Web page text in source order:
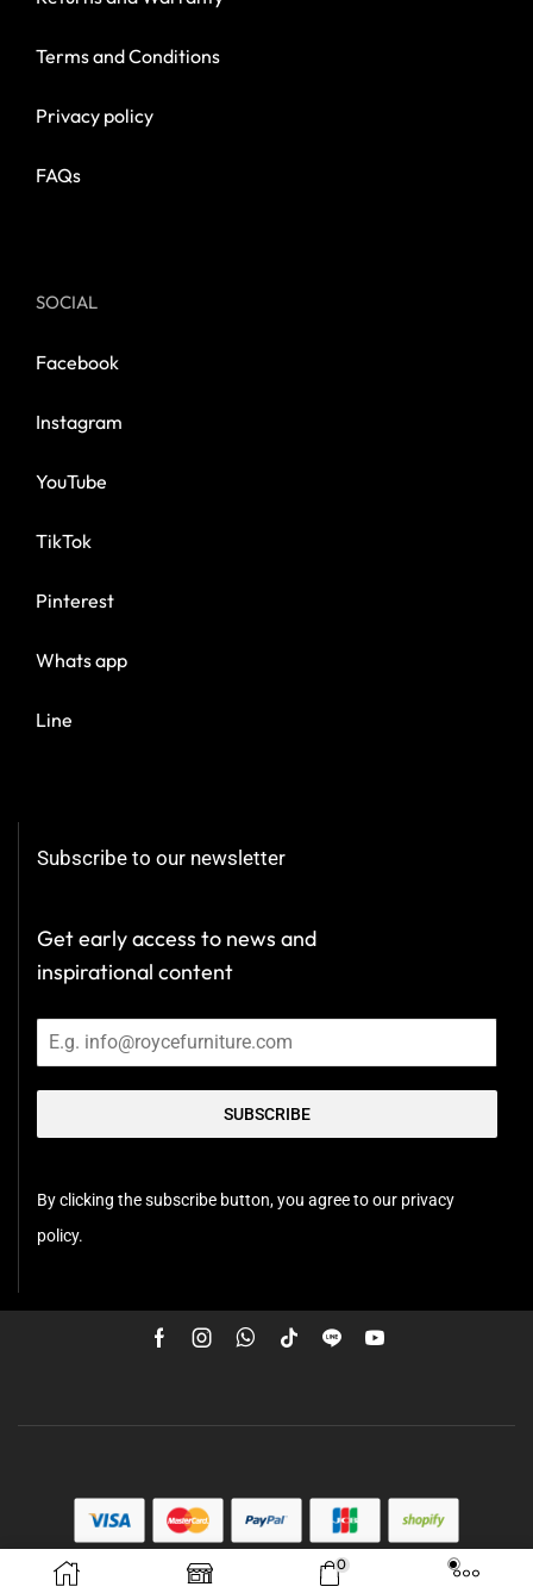
0
Terms and Conditions
Privacy policy
FAQs
SOCIAL
Facebook
Instagram
YouTube
TikTok
Pinterest
Whats app
Line
Subscribe to our newsletter
Get early access to news and
inspirational content
SUBSCRIBE
By clicking the subscribe button, you agree to our privacy
policy.